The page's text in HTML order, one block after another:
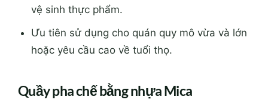
vệ sinh thực phẩm.
Ưu tiên sử dụng cho quán quy mô vừa và lớn
hoặc yêu cầu cao về tuổi thọ.
Quầy pha chế bằng nhựa Mica